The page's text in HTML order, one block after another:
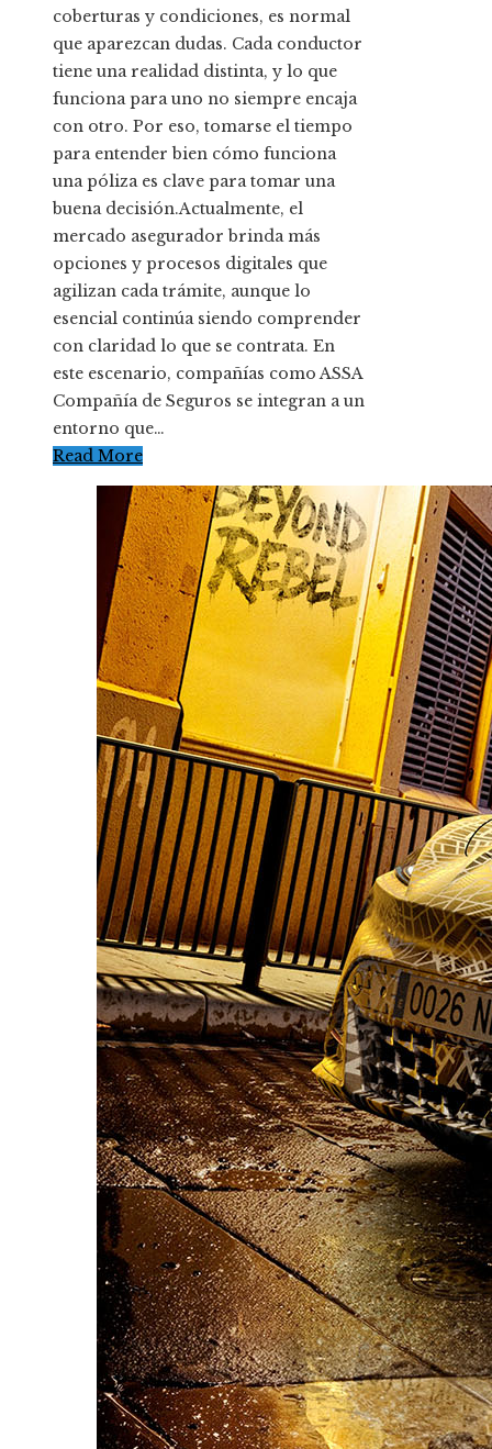
coberturas y condiciones, es normal
que aparezcan dudas. Cada conductor
tiene una realidad distinta, y lo que
funciona para uno no siempre encaja
con otro. Por eso, tomarse el tiempo
para entender bien cómo funciona
una póliza es clave para tomar una
buena decisión.Actualmente, el
mercado asegurador brinda más
opciones y procesos digitales que
agilizan cada trámite, aunque lo
esencial continúa siendo comprender
con claridad lo que se contrata. En
este escenario, compañías como ASSA
Compañía de Seguros se integran a un
entorno que…
Read More